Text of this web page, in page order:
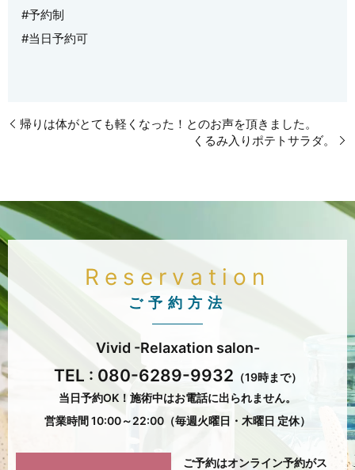
#予約制
#当日予約可
帰りは体がとても軽くなった！とのお声を頂きました。
くるみ入りポテトサラダ。
Reservation
ご予約方法
Vivid -Relaxation salon-
TEL : 080-6289-9932 （19時まで）
当日予約OK！施術中はお電話に出られません。
営業時間 10:00～22:00（毎週火曜日・木曜日 定休）
ご予約はオンライン予約がス